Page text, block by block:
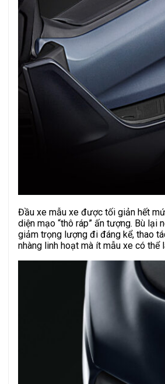
Đầu xe mẫu xe được tối giản hết
diện mạo “thô ráp” ấn tượng. Bù lại
giảm trọng lượng đi đáng kể, thao
nhàng linh hoạt mà ít mẫu xe có thể